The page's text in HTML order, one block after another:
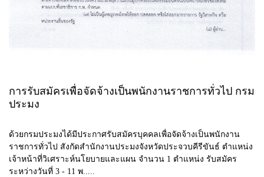
การรับสมัครเพื่อจัดจ้างเป็นพนักงานราชการทั่วไป กรม
ประมง
ด้วยกรมประมงได้มีประกาศรับสมัครบุคคลเพื่อจัดจ้างเป็นพนักงาน
ราชการทั่วไป สังกัดสำนักงานประมงจังหวัดประจวบคีรีขันธ์ ตำแหน่ง
เจ้าหน้าที่วิเศราะห์นโยบายและแผน จำนวน 1 ตำแหน่ง รับสมัคร
ระหว่างวันที่ 3 - 11 พ.....